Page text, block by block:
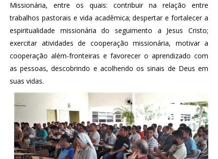
Missionária, entre os quais: contribuir na relação entre
trabalhos pastorais e vida acadêmica; despertar e fortalecer a
espiritualidade missionária do seguimento a Jesus Cristo;
exercitar atividades de cooperação missionária, motivar a
cooperação além-fronteiras e favorecer o aprendizado com
as pessoas, descobrindo e acolhendo os sinais de Deus em
suas vidas.